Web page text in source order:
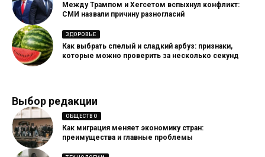
Между Трампом и Хегсетом вспыхнул конфликт:
СМИ назвали причину разногласий
ЗДОРОВЬЕ
Как выбрать спелый и сладкий арбуз: признаки,
которые можно проверить за несколько секунд
Выбор редакции
ОБЩЕСТВО
Как миграция меняет экономику стран:
преимущества и главные проблемы